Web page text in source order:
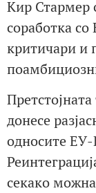
Кир Стармер
соработка
критичари и
донесе
односите ЕУ-
секако